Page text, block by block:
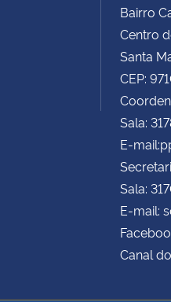
Bairro
Centro
Santa
CEP:
Sala:
E-
Sala:
E-mail:
Canal